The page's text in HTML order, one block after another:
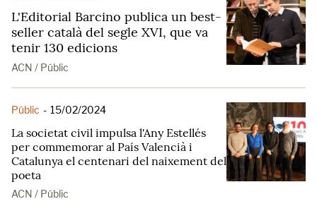
L'Editorial Barcino publica un best-
seller català del segle XVI, que va
tenir 130 edicions
ACN / Públic
Públic - 15/02/2024
La societat civil impulsa l'Any Estellés
per commemorar al País Valencià i
Catalunya el centenari del naixement del
poeta
ACN / Públic